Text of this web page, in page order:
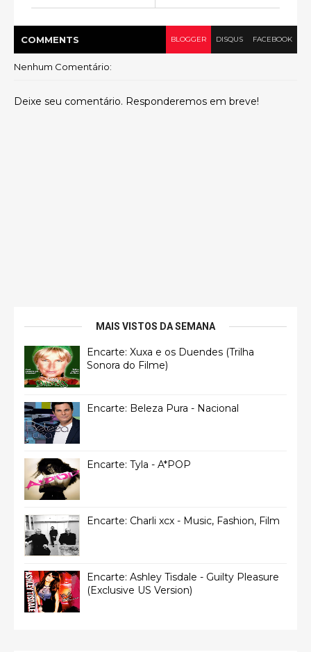
COMMENTS BLOGGER DISQUS FACEBOOK
Nenhum Comentário:
Deixe seu comentário. Responderemos em breve!
MAIS VISTOS DA SEMANA
Encarte: Xuxa e os Duendes (Trilha
Sonora do Filme)
Encarte: Beleza Pura - Nacional
Encarte: Tyla - A*POP
Encarte: Charli xcx - Music, Fashion, Film
Encarte: Ashley Tisdale - Guilty Pleasure
(Exclusive US Version)